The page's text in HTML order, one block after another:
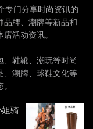
专门分享时尚资讯的
品牌、潮牌等新品和
活动资讯。
鞋靴、潮玩等时尚
、潮牌、球鞋文化等
姐骑